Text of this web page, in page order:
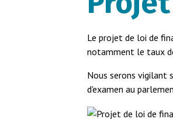
Le projet de loi de
notamment le taux
Nous serons vigilant
d'examen au